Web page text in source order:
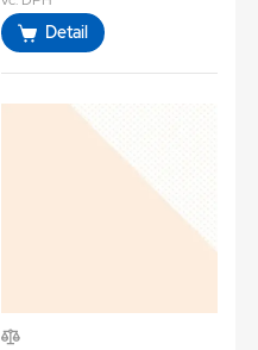
Detail